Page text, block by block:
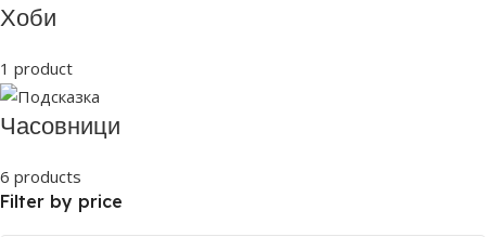
Хоби
1 product
Часовници
6 products
Filter by price